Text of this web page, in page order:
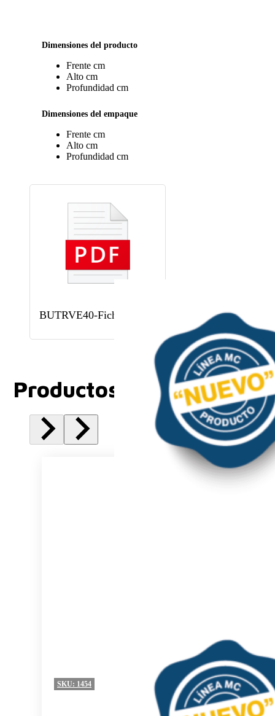
Dimensiones del producto
Frente cm
Alto cm
Profundidad cm
Dimensiones del empaque
Frente cm
Alto cm
Profundidad cm
BUTRVE40-Ficha técnica
Productos Relacionados
SKU: 1454